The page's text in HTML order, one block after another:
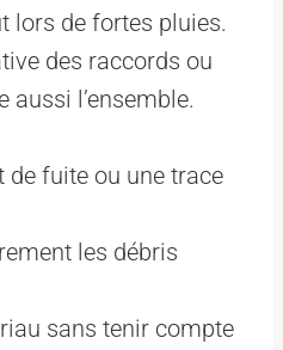
lors de fortes pluies.
des raccords ou
l’ensemble.
de fuite ou une trace
les débris
sans tenir compte